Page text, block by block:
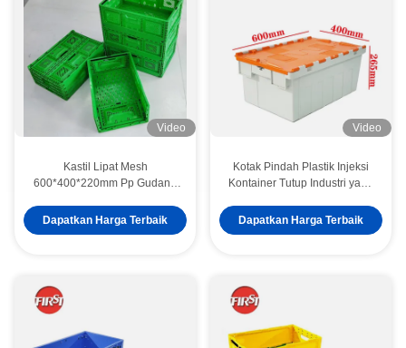
Video
Kastil Lipat Mesh
600*400*220mm Pp Gudang
Bertingkat Plastik
Dapatkan Harga Terbaik
Video
Kotak Pindah Plastik Injeksi
Kontainer Tutup Industri yang
Dapatkan Harga Terbaik